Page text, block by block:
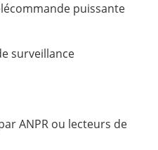
puissante
surveillance
ANPR ou lecteurs de